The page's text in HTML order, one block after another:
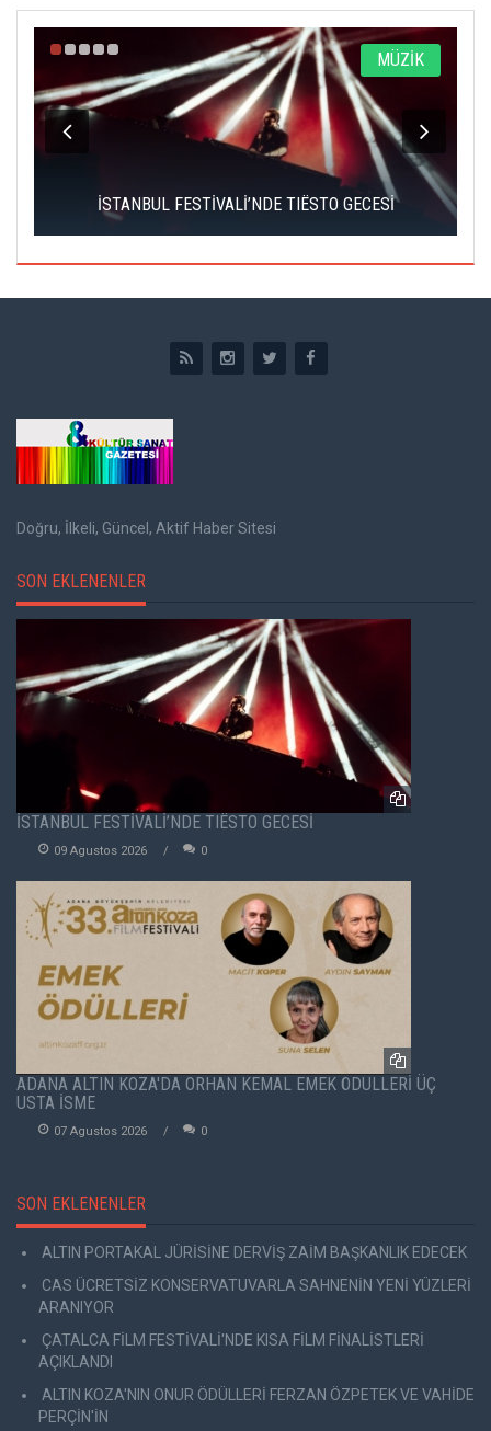
MÜZİK
İSTANBUL FESTİVALİ’NDE TIËSTO GECESİ
Doğru, İlkeli, Güncel, Aktif Haber Sitesi
SON EKLENENLER
İSTANBUL FESTİVALİ’NDE TIËSTO GECESİ
09 Agustos 2026 0
ADANA ALTIN KOZA'DA ORHAN KEMAL EMEK ÖDÜLLERİ ÜÇ
USTA İSME
07 Agustos 2026 0
SON EKLENENLER
ALTIN PORTAKAL JÜRİSİNE DERVİŞ ZAİM BAŞKANLIK EDECEK
CAS ÜCRETSİZ KONSERVATUVARLA SAHNENİN YENİ YÜZLERİ
ARANIYOR
ÇATALCA FİLM FESTİVALİ'NDE KISA FİLM FİNALİSTLERİ
AÇIKLANDI
ALTIN KOZA'NIN ONUR ÖDÜLLERİ FERZAN ÖZPETEK VE VAHİDE
PERÇİN'İN